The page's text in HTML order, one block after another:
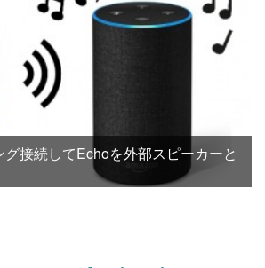
接続してEchoを外部スピーカーと